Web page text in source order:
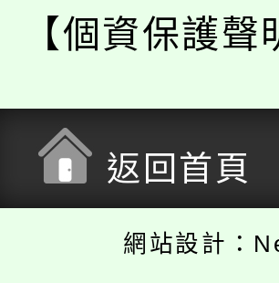
【個資保護聲
返回首頁
網站設計：